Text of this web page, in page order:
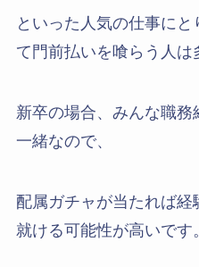
といった人気の仕事に
て門前払いを喰らう人は
新卒の場合、みんな職
一緒なので、
配属ガチャが当たれば
就ける可能性が高いです。